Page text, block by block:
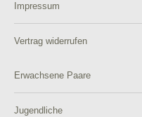
Impressum
Vertrag widerrufen
Erwachsene Paare
Jugendliche